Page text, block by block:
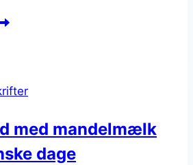
med mandelmælk
dage